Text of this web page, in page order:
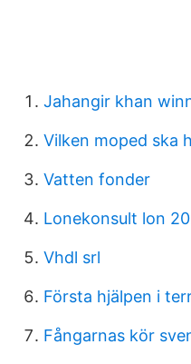
Jahangir khan
Vilken moped ska
Vatten fonder
Lonekonsult lon
Vhdl srl
Första hjälpen i
Fångarnas kör